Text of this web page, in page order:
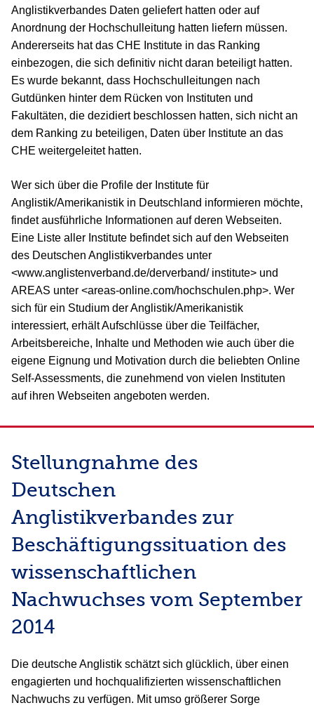
Anglistikverbandes Daten geliefert hatten oder auf
Anordnung der Hochschulleitung hatten liefern müssen.
Andererseits hat das CHE Institute in das Ranking
einbezogen, die sich definitiv nicht daran beteiligt hatten.
Es wurde bekannt, dass Hochschulleitungen nach
Gutdünken hinter dem Rücken von Instituten und
Fakultäten, die dezidiert beschlossen hatten, sich nicht an
dem Ranking zu beteiligen, Daten über Institute an das
CHE weitergeleitet hatten.
Wer sich über die Profile der Institute für
Anglistik/Amerikanistik in Deutschland informieren möchte,
findet ausführliche Informationen auf deren Webseiten.
Eine Liste aller Institute befindet sich auf den Webseiten
des Deutschen Anglistikverbandes unter
<www.anglistenverband.de/derverband/ institute> und
AREAS unter <areas-online.com/hochschulen.php>. Wer
sich für ein Studium der Anglistik/Amerikanistik
interessiert, erhält Aufschlüsse über die Teilfächer,
Arbeitsbereiche, Inhalte und Methoden wie auch über die
eigene Eignung und Motivation durch die beliebten Online
Self-Assessments, die zunehmend von vielen Instituten
auf ihren Webseiten angeboten werden.
Stellungnahme des
Deutschen
Anglistikverbandes zur
Beschäftigungssituation des
wissenschaftlichen
Nachwuchses vom September
2014
Die deutsche Anglistik schätzt sich glücklich, über einen
engagierten und hochqualifizierten wissenschaftlichen
Nachwuchs zu verfügen. Mit umso größerer Sorge